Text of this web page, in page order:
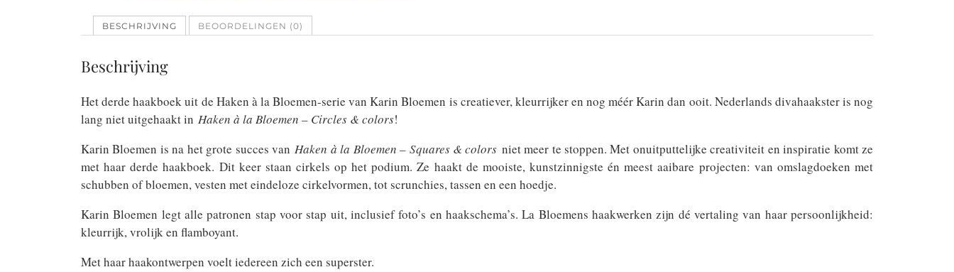
BESCHRIJVING BEOORDELINGEN (0)
Beschrijving
Het derde haakboek uit de Haken à la Bloemen-serie van Karin Bloemen is creatiever, kleurrijker en nog méér Karin dan ooit. Nederlands divahaakster is nog
lang niet uitgehaakt in Haken à la Bloemen – Circles & colors!
Karin Bloemen is na het grote succes vanHaken à la Bloemen – Squares & colors niet meer te stoppen. Met onuitputtelijke creativiteit en inspiratie komt ze
met haar derde haakboek. Dit keer staan cirkels op het podium. Ze haakt de mooiste, kunstzinnigste én meest aaibare projecten: van omslagdoeken met
schubben of bloemen, vesten met eindeloze cirkelvormen, tot scrunchies, tassen en een hoedje.
Karin Bloemen legt alle patronen stap voor stap uit, inclusief foto’s en haakschema’s. La Bloemens haakwerken zijn dé vertaling van haar persoonlijkheid:
kleurrijk, vrolijk en flamboyant.
Met haar haakontwerpen voelt iedereen zich een superster.